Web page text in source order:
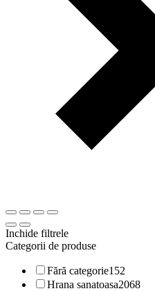
Inchide filtrele
Categorii de produse
Fără categorie152
Hrana sanatoasa2068